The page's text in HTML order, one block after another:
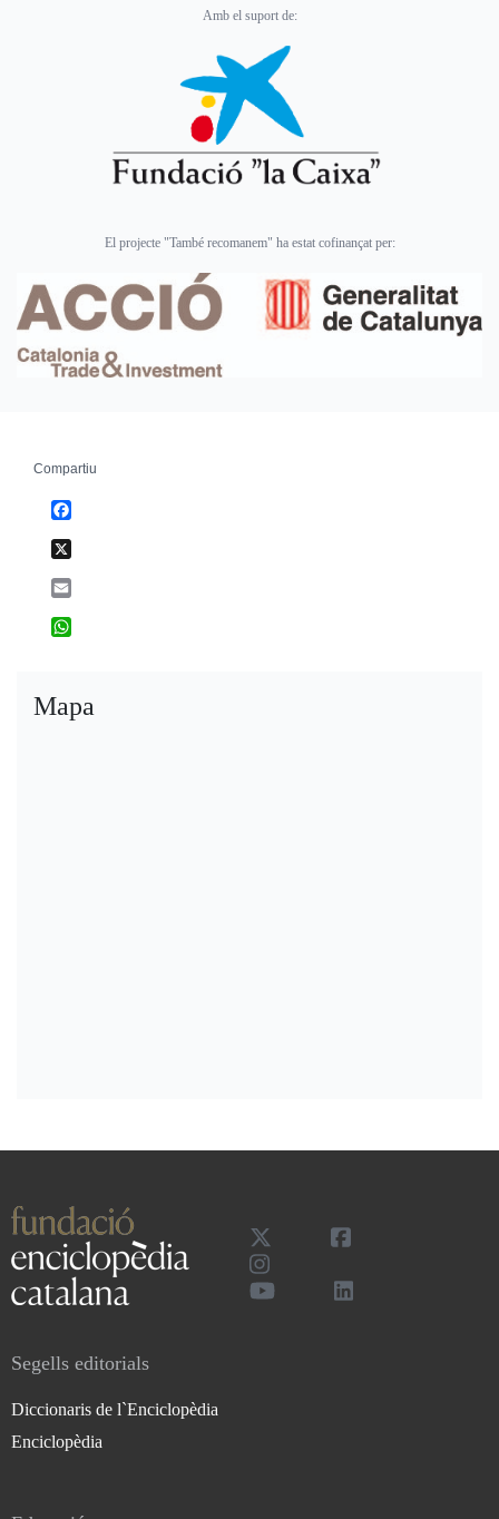
Amb el suport de:
El projecte "També recomanem" ha estat cofinançat per:
Compartiu
Mapa
Segells editorials
Diccionaris de l`Enciclopèdia
Enciclopèdia